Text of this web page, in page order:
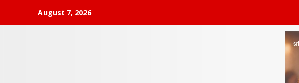
August 7, 2026